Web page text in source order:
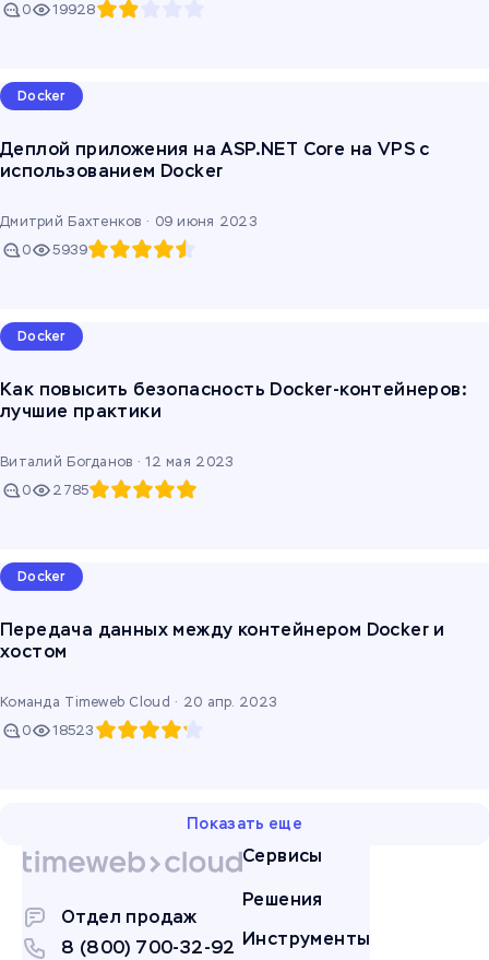
0
19928
Docker
Деплой приложения на ASP.NET Core на VPS с
использованием Docker
Дмитрий Бахтенков · 09 июня 2023
0
5939
Docker
Как повысить безопасность Docker-контейнеров:
лучшие практики
Виталий Богданов ·12 мая 2023
0
2785
Docker
Передача данных между контейнером Docker и
хостом
Команда Timeweb Cloud · 20 апр. 2023
0
18523
Показать ещe
Отдел продаж
8 (800) 700-32-92
Сервисы
Решения
Инструменты